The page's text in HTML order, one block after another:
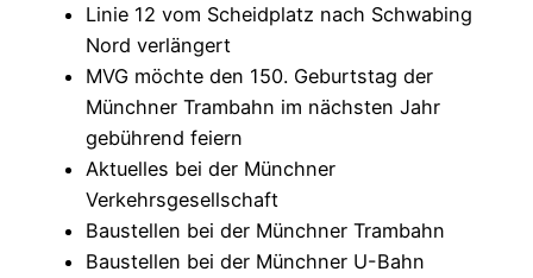
Linie 12 vom Scheidplatz nach Schwabing
Nord verlängert
MVG möchte den 150. Geburtstag der
Münchner Trambahn im nächsten Jahr
gebührend feiern
Aktuelles bei der Münchner
Verkehrsgesellschaft
Baustellen bei der Münchner Trambahn
Baustellen bei der Münchner U-Bahn